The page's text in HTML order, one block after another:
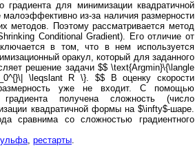
градиента для минимизации квадратичной
из-за наличия размерности
методов. Поэтому рассматривается метод
Conditional Gradient). Его отличие от
в том, что в нем используется
оракул, который для заданного
решение задачи $$ \text{Argmin}\{\langle
\leqslant R \}. $$ В оценку скорости
уже не входит. С помощью
получена сложность (число
квадратичной формы на $\infty$-шаре.
сравнима со сложностью градиентного
, рестарты.